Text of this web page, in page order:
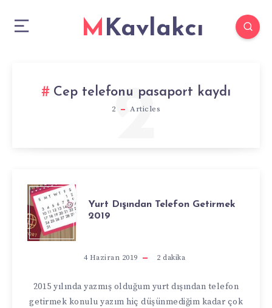
MKavlakcı
Cep telefonu pasaport kaydı
2 Articles
2
YURT
DIŞINDAN
TELEFON
GETIRMEK
Yurt Dışından Telefon Getirmek
2019
4 Haziran 2019 2 dakika
2015 yılında yazmış olduğum yurt dışından telefon
getirmek konulu yazım hiç düşünmediğim kadar çok